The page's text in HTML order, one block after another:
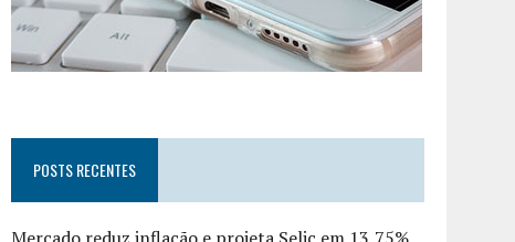
POSTS RECENTES
Mercado reduz inflação e projeta Selic em 13,75%